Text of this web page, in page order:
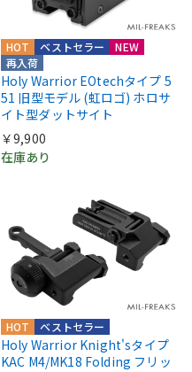
HOT
NEW
再入荷
ベストセラー
Holy Warrior EOtechタイプ 5
51 旧型モデル (虹ロゴ) ホロサ
イト型ダットサイト
￥9,900
在庫あり
HOT ベストセラー
Holy Warrior Knight'sタイプ
KAC M4/MK18 Folding フリッ